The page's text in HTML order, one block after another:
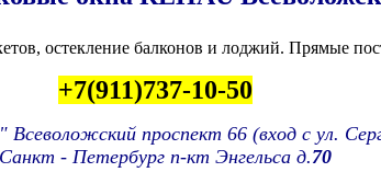
остекление балконов и лоджий. Прямые
+7(911)737-10-50
Всеволожский проспект 66(вход с ул.
- Петербург п-кт Энгельса д.70